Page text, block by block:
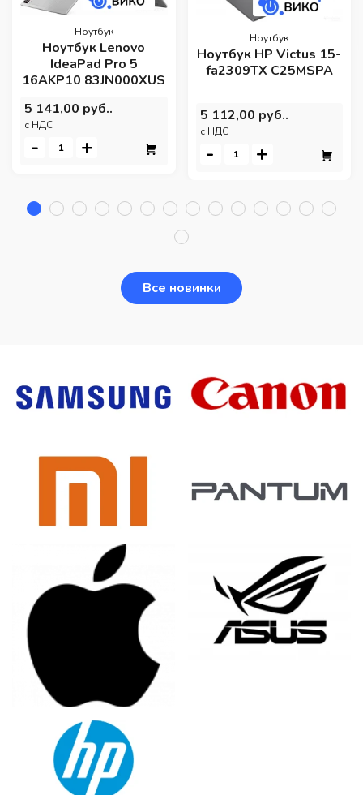
Ноутбук
Ноутбук Lenovo
IdeaPad Pro 5
16AKP10 83JN000XUS
5 141,00 руб..
c НДС
- +
Ноутбук
Ноутбук HP Victus 15-
fa2309TX C25MSPA
5 112,00 руб..
c НДС
- +
Все новинки